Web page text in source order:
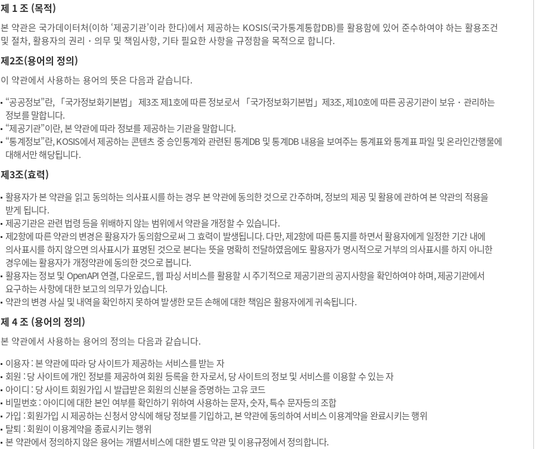
제 1 조 (목적)
본 약관은 국가데이터처(이하 ‘제공기관’이라 한다)에서 제공하는 KOSIS(국가통계통합DB)를 활용함에 있어 준수하여야 하는 활용조건
및 절차, 활용자의 권리・의무 및 책임사항, 기타 필요한 사항을 규정함을 목적으로 합니다.
제2조(용어의 정의)
이 약관에서 사용하는 용어의 뜻은 다음과 같습니다.
“공공정보”란, 「국가정보화기본법」 제3조 제1호에 따른 정보로서 「국가정보화기본법」제3조, 제10호에 따른 공공기관이 보유・관리하는
정보를 말합니다.
“제공기관”이란, 본 약관에 따라 정보를 제공하는 기관을 말합니다.
“통계정보”란, KOSIS에서 제공하는 콘텐츠 중 승인통계와 관련된 통계DB 및 통계DB 내용을 보여주는 통계표와 통계표 파일 및 온라인간행물에
대해서만 해당됩니다.
제3조(효력)
활용자가 본 약관을 읽고 동의하는 의사표시를 하는 경우 본 약관에 동의한 것으로 간주하며, 정보의 제공 및 활용에 관하여 본 약관의 적용을
받게 됩니다.
제공기관은 관련 법령 등을 위배하지 않는 범위에서 약관을 개정할 수 있습니다.
제2항에 따른 약관의 변경은 활용자가 동의함으로써 그 효력이 발생됩니다. 다만, 제2항에 따른 통지를 하면서 활용자에게 일정한 기간 내에
의사표시를 하지 않으면 의사표시가 표명된 것으로 본다는 뜻을 명확히 전달하였음에도 활용자가 명시적으로 거부의 의사표시를 하지 아니한
경우에는 활용자가 개정약관에 동의한 것으로 봅니다.
활용자는 정보 및 OpenAPI 연결, 다운로드, 웹 파싱 서비스를 활용할 시 주기적으로 제공기관의 공지사항을 확인하여야 하며, 제공기관에서
요구하는 사항에 대한 보고의 의무가 있습니다.
약관의 변경 사실 및 내역을 확인하지 못하여 발생한 모든 손해에 대한 책임은 활용자에게 귀속됩니다.
제 4 조 (용어의 정의)
본 약관에서 사용하는 용어의 정의는 다음과 같습니다.
이용자 : 본 약관에 따라 당 사이트가 제공하는 서비스를 받는 자
회원 : 당 사이트에 개인 정보를 제공하여 회원 등록을 한 자로서, 당 사이트의 정보 및 서비스를 이용할 수 있는 자
아이디 : 당 사이트 회원가입 시 발급받은 회원의 신분을 증명하는 고유 코드
비밀번호 : 아이디에 대한 본인 여부를 확인하기 위하여 사용하는 문자, 숫자, 특수 문자등의 조합
가입 : 회원가입 시 제공하는 신청서 양식에 해당 정보를 기입하고, 본 약관에 동의하여 서비스 이용계약을 완료시키는 행위
탈퇴 : 회원이 이용계약을 종료시키는 행위
본 약관에서 정의하지 않은 용어는 개별서비스에 대한 별도 약관 및 이용규정에서 정의합니다.